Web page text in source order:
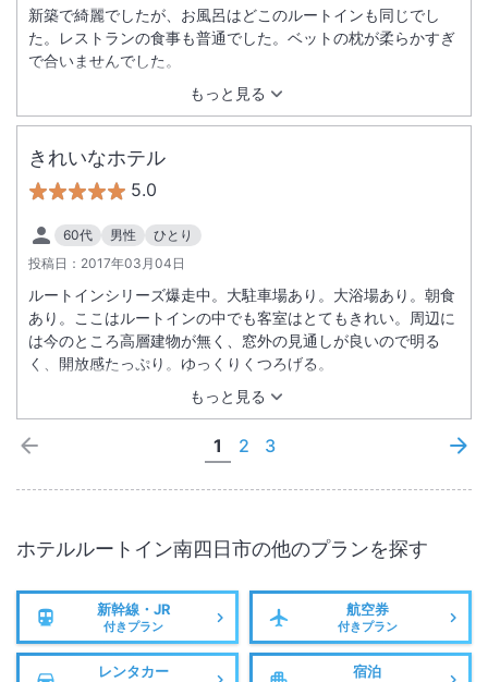
もっと見る
新築で綺麗でしたが、お風呂はどこのルートインも同じでし
た。レストランの食事も普通でした。ベットの枕が柔らかすぎ
で合いませんでした。
きれいなホテル
5.0
60代 男性
ひとり
投稿日： 2017年03月04日
もっと見る
ルートインシリーズ爆走中。大駐車場あり。大浴場あり。朝食
あり。ここはルートインの中でも客室はとてもきれい。周辺に
は今のところ高層建物が無く、窓外の見通しが良いので明る
く、開放感たっぷり。ゆっくりくつろげる。
1 2 3
ホテルルートイン南四日市の他のプランを探す
新幹線・JR
付きプラン
航空券
付きプラン
レンタカー 宿泊